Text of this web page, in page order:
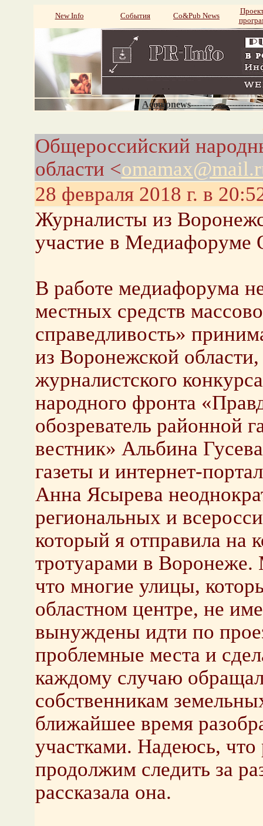
New Info События Со&Pub News
Общероссийский
области <
28 февраля 2018 г. в
Журналисты из
участие в
В работе медиафорума
местных средств
справедливость»
из Воронежской
журналистского
народного фронта
обозреватель районной
вестник» Альбина
газеты и интернет-
Анна Ясырева
региональных и
который я отправила на
тротуарами в
что многие улицы,
областном центре, не
вынуждены идти по
проблемные места и
каждому случаю
собственникам
ближайшее время
участками. Надеюсь, что
продолжим следить за
рассказала она.